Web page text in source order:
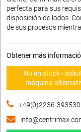
perfecta para sus
disposición de lodos.
de sus procesos
Obtener más
No en stock -
máquina
+49(0)2236-393530